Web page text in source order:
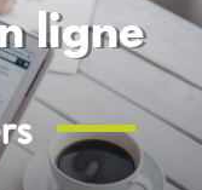
ligne